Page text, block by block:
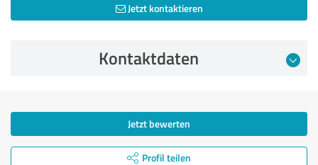
Jetzt kontaktieren
Kontaktdaten
Jetzt bewerten
Profil teilen